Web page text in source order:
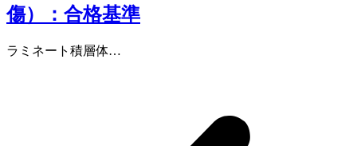
傷）：合格基準
ラミネート積層体…